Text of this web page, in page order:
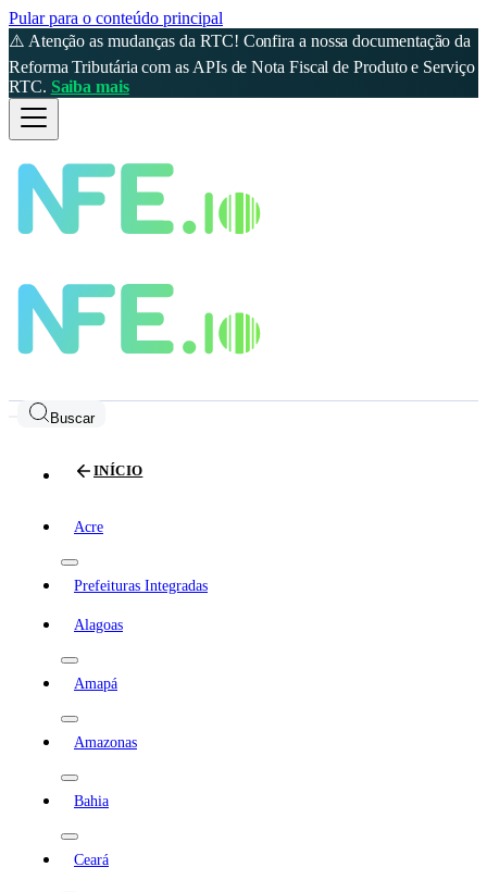
Pular para o conteúdo principal
⚠️ Atenção as mudanças da RTC! Confira a nossa documentação da
Reforma Tributária com as APIs de Nota Fiscal de Produto e Serviço
RTC. Saiba mais
Buscar
INÍCIO
Acre
Prefeituras Integradas
Alagoas
Amapá
Amazonas
Bahia
Ceará